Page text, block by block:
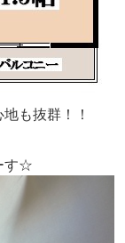
も抜群！！
す☆